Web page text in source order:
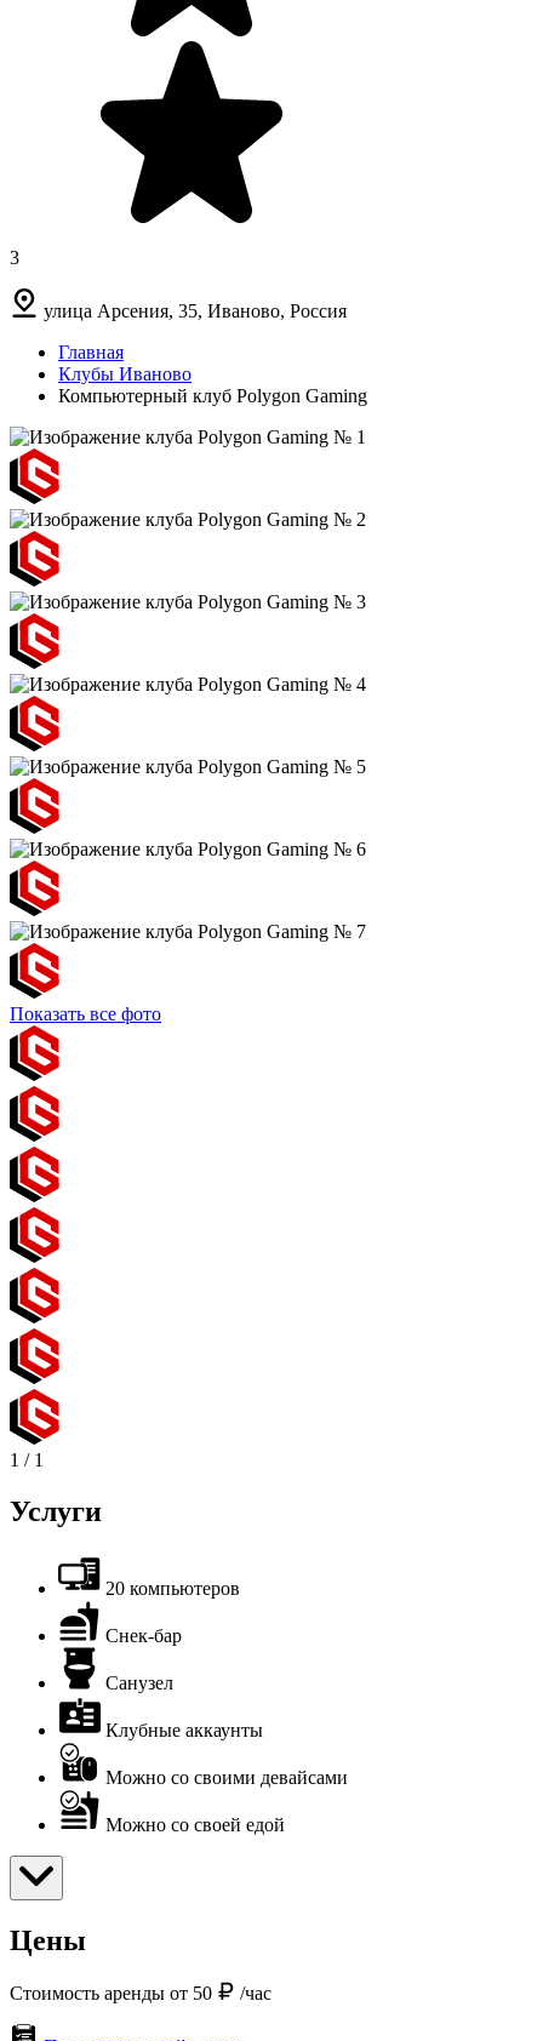
3
улица Арсения, 35, Иваново, Россия
Главная
Клубы Иваново
Компьютерный клуб Polygon Gaming
Показать все фото
1 / 1
Услуги
20 компьютеров
Снек-бар
Санузел
Клубные аккаунты
Можно со своими девайсами
Можно со своей едой
Цены
Стоимость аренды от 50 /час